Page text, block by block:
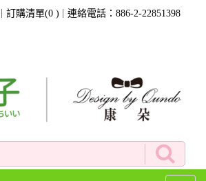
訂購清單(0 ) 連絡電話：886-2-22851398